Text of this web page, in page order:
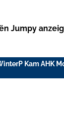
Jumpy
Kam AHK